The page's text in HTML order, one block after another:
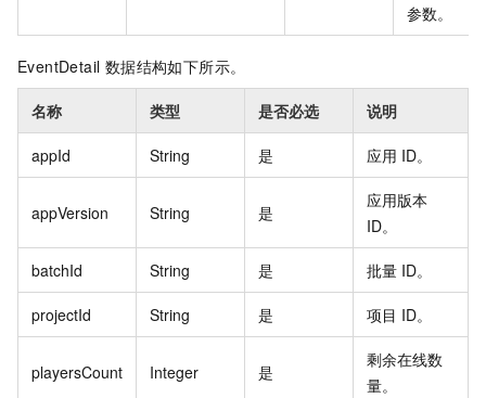
参数。
EventDetail 数据结构如下所示。
名称 类型 是否必选 说明
appId String 是 应用 ID。
appVersion String 是
应用版本
ID。
batchId String 是 批量 ID。
projectId String 是 项目 ID。
playersCount Integer 是
剩余在线数
量。